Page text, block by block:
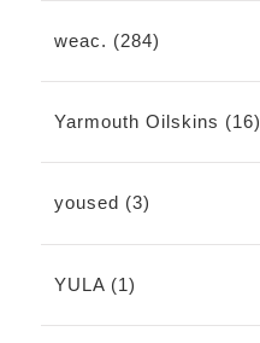
weac. (284)
Yarmouth Oilskins (16)
yoused (3)
YULA (1)